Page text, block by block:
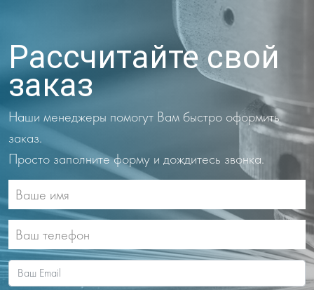
Рассчитайте свой
заказ
Наши менеджеры помогут Вам быстро оформить
заказ.
Просто заполните форму и дождитесь звонка.